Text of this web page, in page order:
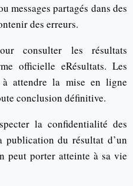
messages partagés dans des
des erreurs.
consulter les résultats
officielle eRésultats. Les
attendre la mise en ligne
conclusion définitive.
la confidentialité des
publication du résultat d’un
peut porter atteinte à sa vie